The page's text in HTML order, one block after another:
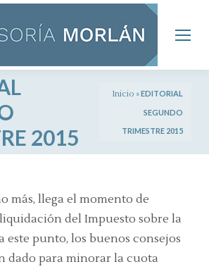
2015
Inicio »EDITORIAL
SEGUNDO
TRIMESTRE 2015
más, llega el momento de
del Impuesto sobre la
este punto, los buenos consejos
dado para minorar la cuota